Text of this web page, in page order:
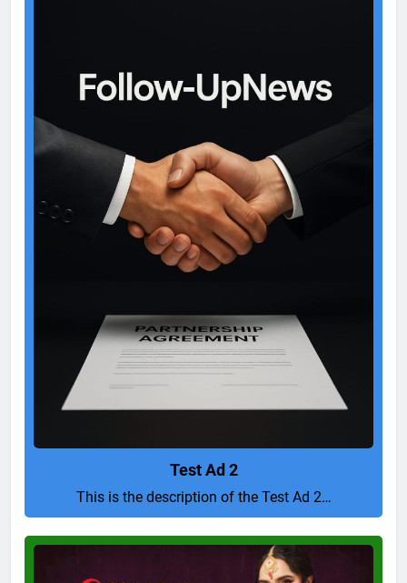
Test Ad 2
This is the description of the Test Ad 2…